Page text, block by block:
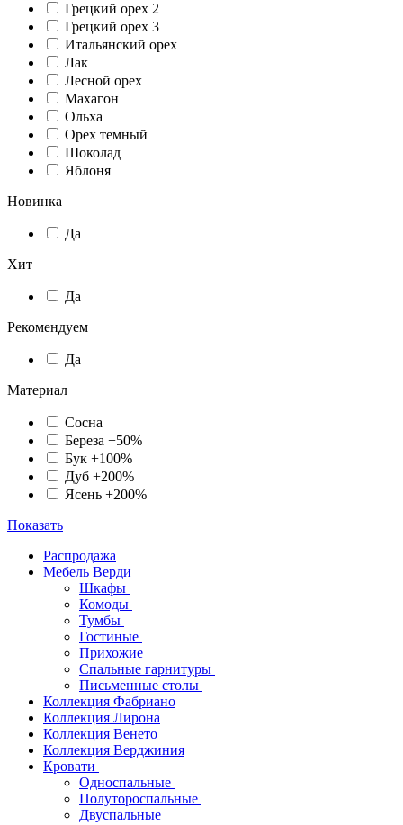
Грецкий орех 2
Грецкий орех 3
Итальянский орех
Лак
Лесной орех
Махагон
Ольха
Орех темный
Шоколад
Яблоня
Новинка
Да
Хит
Да
Рекомендуем
Да
Материал
Сосна
Береза +50%
Бук +100%
Дуб +200%
Ясень +200%
Показать
Распродажа
Мебель Верди
Шкафы
Комоды
Тумбы
Гостиные
Прихожие
Спальные гарнитуры
Письменные столы
Коллекция Фабриано
Коллекция Лирона
Коллекция Венето
Коллекция Верджиния
Кровати
Односпальные
Полутороспальные
Двуспальные